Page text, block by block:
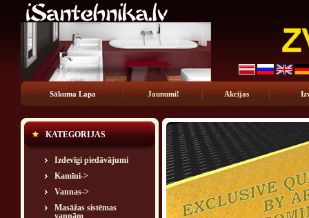
Sākuma Lapa Jaunumi! Akcijas
KATEGORIJAS
Izdevīgi piedāvājumi
Kamīni->
Vannas->
Masāžas sistēmas
vannām